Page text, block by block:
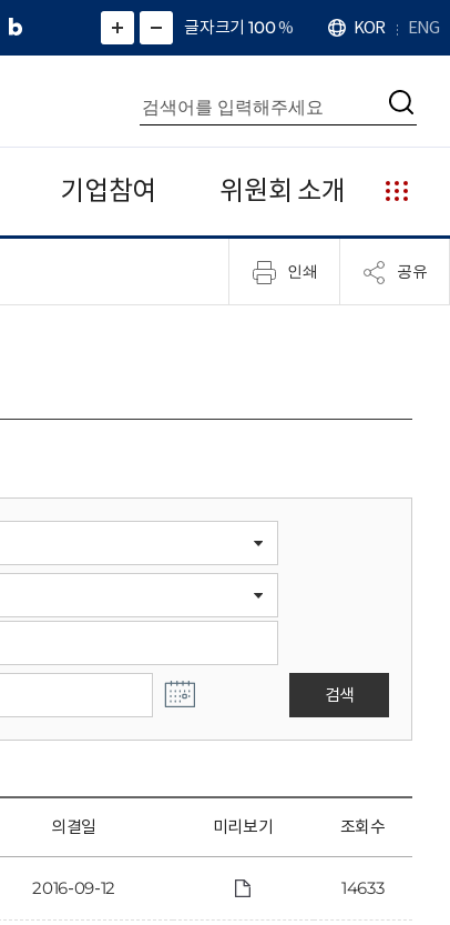
네
그
)
화
면
면
소
확
대
치
글자크기 100%
언
어
KOR ENG
통
합
검
색
검
기업참여 위원회 소개
누
리
집
안
인쇄 공유
검색
의결일 미리보기 조회수
2016-09-12 14633